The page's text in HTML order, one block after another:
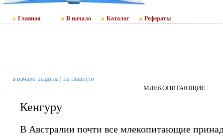
Главная В начало Каталог Рефераты
в начало раздела| на главную
МЛЕКОПИТАЮЩИЕ
Кенгуру
В Австралии почти все млекопитающие